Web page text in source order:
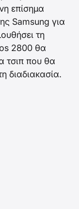
επίσημα
Samsung για
τη
2800 θα
τσιπ που θα
διαδιακασία.